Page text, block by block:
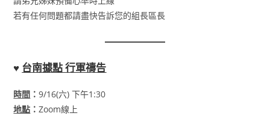
若有任何問題都請盡快告訴您的組長區長
♥ 台南據點 行軍禱告
時間 ：9/16(六) 下午1:30
地點 ：Zoom線上